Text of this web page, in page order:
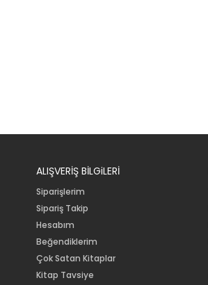
ALIŞVERİŞ BİLGiLERİ
Siparişlerim
Sipariş Takip
Hesabım
Beğendiklerim
Çok Satan Kitaplar
Kitap Tavsiye